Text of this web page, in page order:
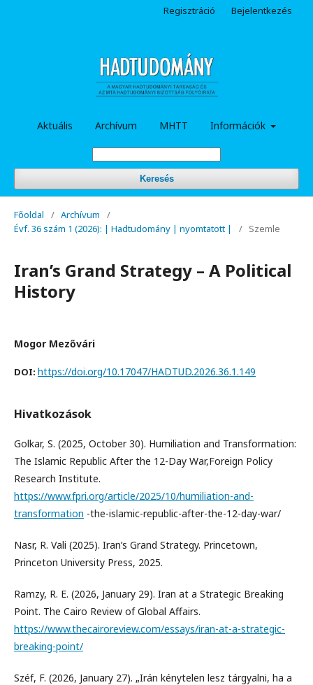
Aktuális Archívum MHTT Információk
Keresés
Regisztráció Bejelentkezés
Főoldal / Archívum
/
Évf. 36 szám 1 (2026): | Hadtudomány | nyomtatott |
/ Szemle
Iran’s Grand Strategy – A Political
History
Mogor Mezővári
DOI: https://doi.org/10.17047/HADTUD.2026.36.1.149
Hivatkozások
Golkar, S. (2025, October 30). Humiliation and Transformation:
The Islamic Republic After the 12-Day War,Foreign Policy
Research Institute.
https://www.fpri.org/article/2025/10/humiliation-and-
transformation -the-islamic-republic-after-the-12-day-war/
Nasr, R. Vali (2025). Iran’s Grand Strategy. Princetown,
Princeton University Press, 2025.
Ramzy, R. E. (2026, January 29). Iran at a Strategic Breaking
Point. The Cairo Review of Global Affairs.
https://www.thecairoreview.com/essays/iran-at-a-strategic-
breaking-point/
Széf, F. (2026, January 27). „Irán kénytelen lesz tárgyalni, ha a